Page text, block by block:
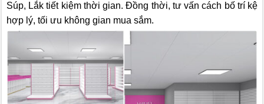
Súp, Lắk tiết kiệm thời gian. Đồng thời, tư vấn cách bố trí kệ
hợp lý, tối ưu không gian mua sắm.